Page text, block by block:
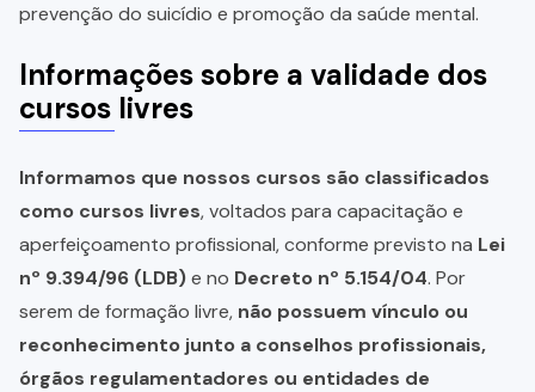
prevenção do suicídio e promoção da saúde mental.
Informações sobre a validade dos
cursos livres
Informamos que nossos cursos são classificados
como cursos livres, voltados para capacitação e
aperfeiçoamento profissional, conforme previsto na Lei
nº 9.394/96 (LDB)e no Decreto nº 5.154/04. Por
serem de formação livre, não possuem vínculo ou
reconhecimento junto a conselhos profissionais,
órgãos regulamentadores ou entidades de